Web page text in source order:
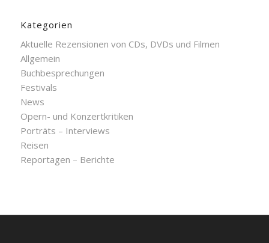
Kategorien
Aktuelle Rezensionen von CDs, DVDs und Filmen
Allgemein
Buchbesprechungen
Festivals
News
Opern- und Konzertkritiken
Porträts – Interviews
Reisen
Reportagen – Berichte